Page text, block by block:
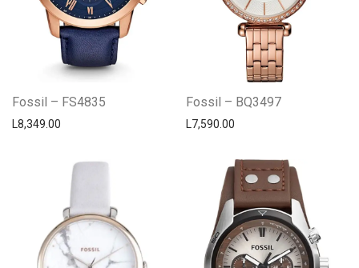
Fossil – FS4835
L8,349.00
Fossil – BQ3497
L7,590.00